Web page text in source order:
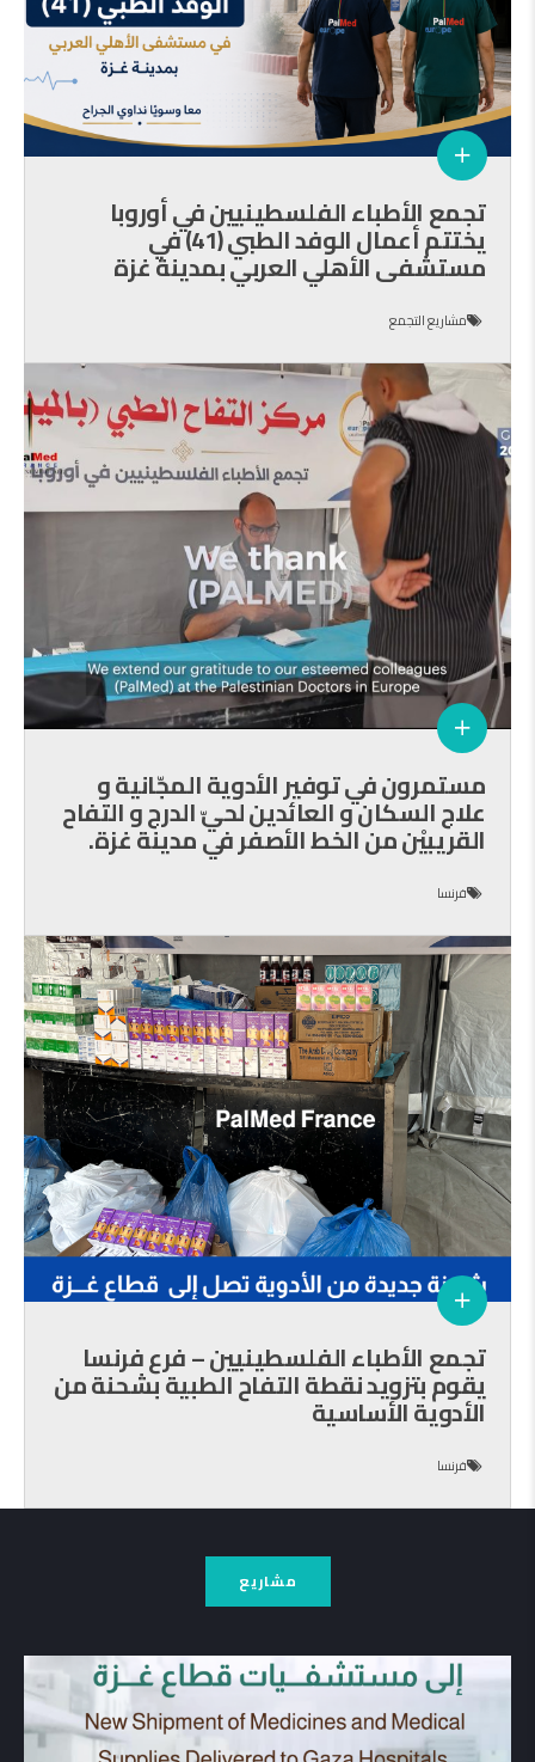
تجمع الأطباء الفلسطينيين في أوروبا
يختتم أعمال الوفد الطبي (41) في
مستشفى الأهلي العربي بمدينة غزة
مشاريع التجمع
مستمرون في توفير الأدوية المجّانية و
علاج السكان و العائدين لحيّ الدرج و التفاح
القريبيْن من الخط الأصفر في مدينة غزة.
فرنسا
تجمع الأطباء الفلسطينيين – فرع فرنسا
يقوم بتزويد نقطة التفاح الطبية بشحنة من
الأدوية الأساسية
فرنسا
مشاريع